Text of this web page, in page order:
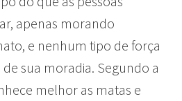
apenas morando
e nenhum tipo de força
sua moradia. Segundo a
melhor as matas e